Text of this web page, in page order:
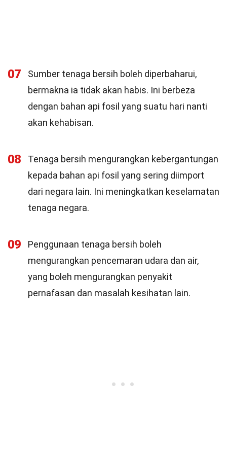
07
Sumber tenaga bersih boleh diperbaharui,
bermakna ia tidak akan habis. Ini berbeza
dengan bahan api fosil yang suatu hari nanti
akan kehabisan.
08
Tenaga bersih mengurangkan kebergantungan
kepada bahan api fosil yang sering diimport
dari negara lain. Ini meningkatkan keselamatan
tenaga negara.
09
Penggunaan tenaga bersih boleh
mengurangkan pencemaran udara dan air,
yang boleh mengurangkan penyakit
pernafasan dan masalah kesihatan lain.